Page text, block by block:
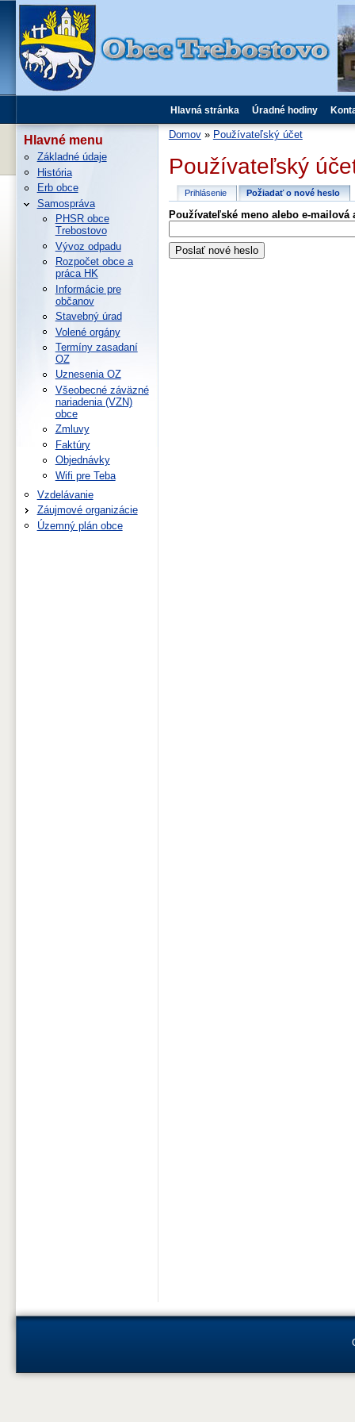
Hlavná stránka Úradné hodiny
Domov» Používateľský účet
Používateľský
Prihlásenie Požiadať o nové heslo
Používateľské meno alebo e-mailová
Hlavné menu
Základné údaje
História
Erb obce
Samospráva
PHSR obce
Trebostovo
Vývoz odpadu
Rozpočet obce a
práca HK
Informácie pre
občanov
Stavebný úrad
Volené orgány
Termíny zasadaní
OZ
Uznesenia OZ
Všeobecné záväzné
nariadenia (VZN)
obce
Zmluvy
Faktúry
Objednávky
Wifi pre Teba
Vzdelávanie
Záujmové organizácie
Územný plán obce